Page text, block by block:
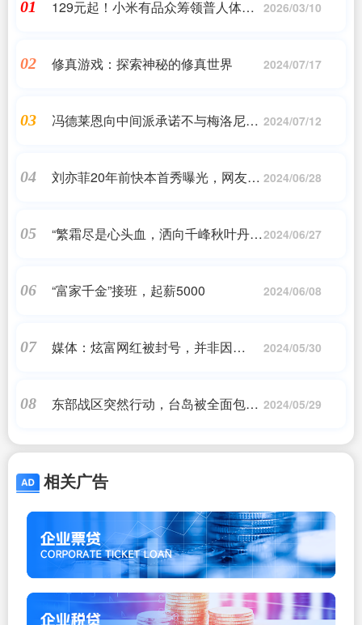
01
129元起！小米有品众筹领普人体存
2026/03/10
02 修真游戏：探索神秘的修真世界 2024/07/17
03
冯德莱恩向中间派承诺不与梅洛尼合 2024/07/12
04
刘亦菲20年前快本首秀曝光，网友： 2024/06/28
05
“繁霜尽是心头血，洒向千峰秋叶丹”
2024/06/27
06 “富家千金”接班，起薪5000 2024/06/08
07
媒体：炫富网红被封号，并非因
2024/05/30
08
东部战区突然行动，台岛被全面包
2024/05/29
相关广告